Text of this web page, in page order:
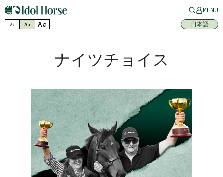
MENU
Aa Aa Aa 日本語
ナイツチョイス